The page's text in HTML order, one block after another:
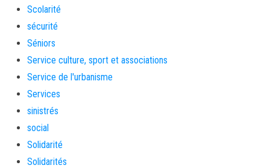
Scolarité
sécurité
Séniors
Service culture, sport et associations
Service de l'urbanisme
Services
sinistrés
social
Solidarité
Solidarités